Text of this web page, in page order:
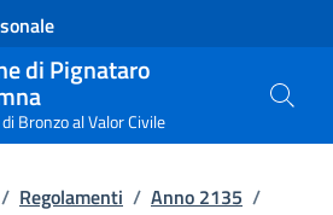
di Pignataro
Bronzo al Valor Civile
/ Regolamenti / Anno 2135 /